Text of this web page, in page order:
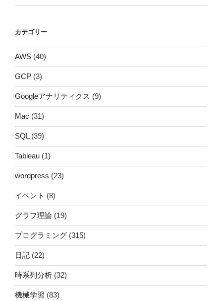
カテゴリー
AWS (40)
GCP (3)
Googleアナリティクス (9)
Mac (31)
SQL(39)
Tableau (1)
wordpress (23)
イベント (8)
グラフ理論 (19)
プログラミング (315)
日記 (22)
時系列分析 (32)
機械学習 (83)